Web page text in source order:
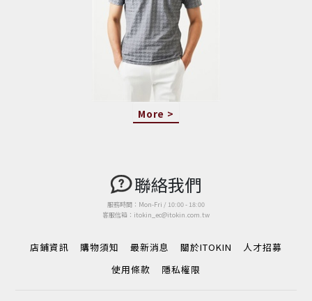
More >
聯絡我們
服務時間：Mon-Fri / 10:00 - 18:00
客服信箱：itokin_ec@itokin.com.tw
店鋪資訊 購物須知 最新消息 關於ITOKIN
人才招募
使用條款
隱私權限